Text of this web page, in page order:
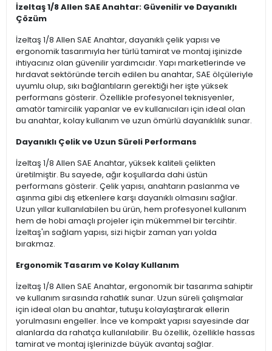
İzeltaş 1/8 Allen SAE Anahtar: Güvenilir ve Dayanıklı
Çözüm
İzeltaş 1/8 Allen SAE Anahtar, dayanıklı çelik yapısı ve
ergonomik tasarımıyla her türlü tamirat ve montaj işinizde
ihtiyacınız olan güvenilir yardımcıdır. Yapı marketlerinde ve
hırdavat sektöründe tercih edilen bu anahtar, SAE ölçüleriyle
uyumlu olup, sıkı bağlantıların gerektiği her işte yüksek
performans gösterir. Özellikle profesyonel teknisyenler,
amatör tamircilik yapanlar ve ev kullanıcıları için ideal olan
bu anahtar, kolay kullanım ve uzun ömürlü dayanıklılık sunar.
Dayanıklı Çelik ve Uzun Süreli Performans
İzeltaş 1/8 Allen SAE Anahtar, yüksek kaliteli çelikten
üretilmiştir. Bu sayede, ağır koşullarda dahi üstün
performans gösterir. Çelik yapısı, anahtarın paslanma ve
aşınma gibi dış etkenlere karşı dayanıklı olmasını sağlar.
Uzun yıllar kullanılabilen bu ürün, hem profesyonel kullanım
hem de hobi amaçlı projeler için mükemmel bir tercihtir.
İzeltaş'ın sağlam yapısı, sizi hiçbir zaman yarı yolda
bırakmaz.
Ergonomik Tasarım ve Kolay Kullanım
İzeltaş 1/8 Allen SAE Anahtar, ergonomik bir tasarıma sahiptir
ve kullanım sırasında rahatlık sunar. Uzun süreli çalışmalar
için ideal olan bu anahtar, tutuşu kolaylaştırarak ellerin
yorulmasını engeller. İnce ve kompakt yapısı sayesinde dar
alanlarda da rahatça kullanılabilir. Bu özellik, özellikle hassas
tamirat ve montaj işlerinizde büyük avantaj sağlar.